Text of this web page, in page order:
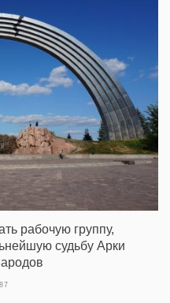
рабочую группу,
судьбу Арки